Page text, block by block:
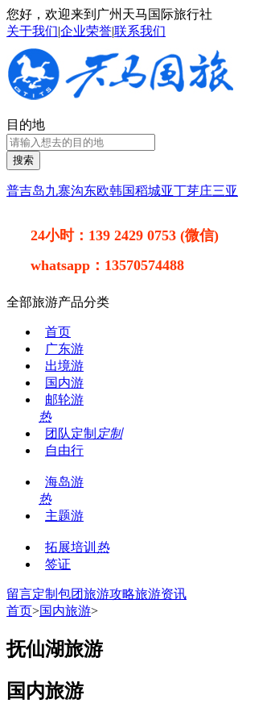
您好，欢迎来到广州天马国际旅行社
关于我们|企业荣誉|联系我们
目的地
搜索
普吉岛九寨沟东欧韩国稻城亚丁芽庄三亚
24小时： 139 2429 0753 (微信)
whatsapp： 13570574488
全部旅游产品分类
首页
广东游
出境游
国内游
邮轮游
热
团队定制 定制
自由行
海岛游
热
主题游
拓展培训 热
签证
留言定制包团旅游攻略旅游资讯
首页>国内旅游>
抚仙湖旅游
国内旅游